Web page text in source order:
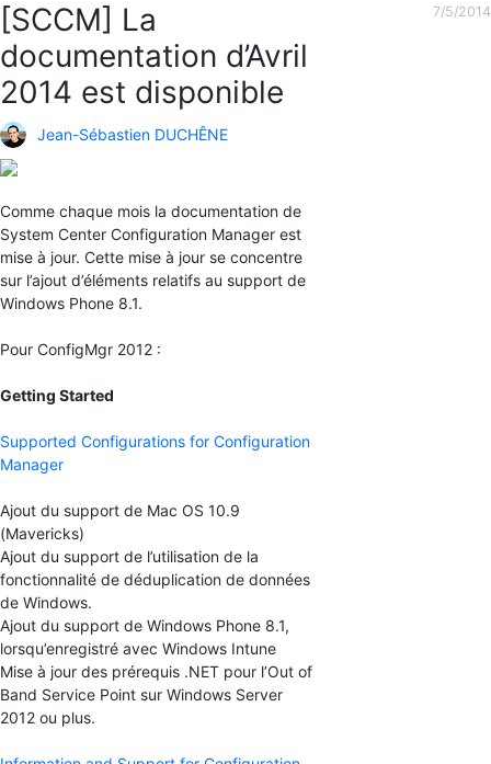
[SCCM] La
documentation d’Avril
2014 est disponible
Jean-Sébastien DUCHÊNE
Comme chaque mois la documentation de
System Center Configuration Manager est
mise à jour. Cette mise à jour se concentre
sur l’ajout d’éléments relatifs au support de
Windows Phone 8.1.
Pour ConfigMgr 2012 :
Getting Started
Supported Configurations for Configuration
Manager
Ajout du support de Mac OS 10.9
(Mavericks)
Ajout du support de l’utilisation de la
fonctionnalité de déduplication de données
de Windows.
Ajout du support de Windows Phone 8.1,
lorsqu’enregistré avec Windows Intune
Mise à jour des prérequis .NET pour l’Out of
Band Service Point sur Windows Server
2012 ou plus.
7/5/2014